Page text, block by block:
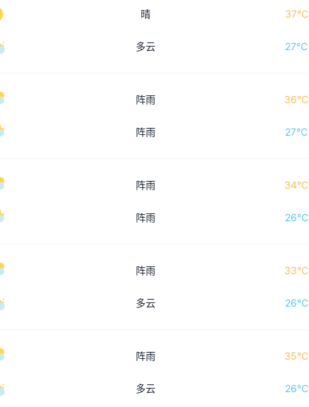
晴 37℃
多云 27℃
阵雨 36℃
阵雨 27℃
阵雨 34℃
阵雨 26℃
阵雨 33℃
多云 26℃
阵雨 35℃
多云 26℃